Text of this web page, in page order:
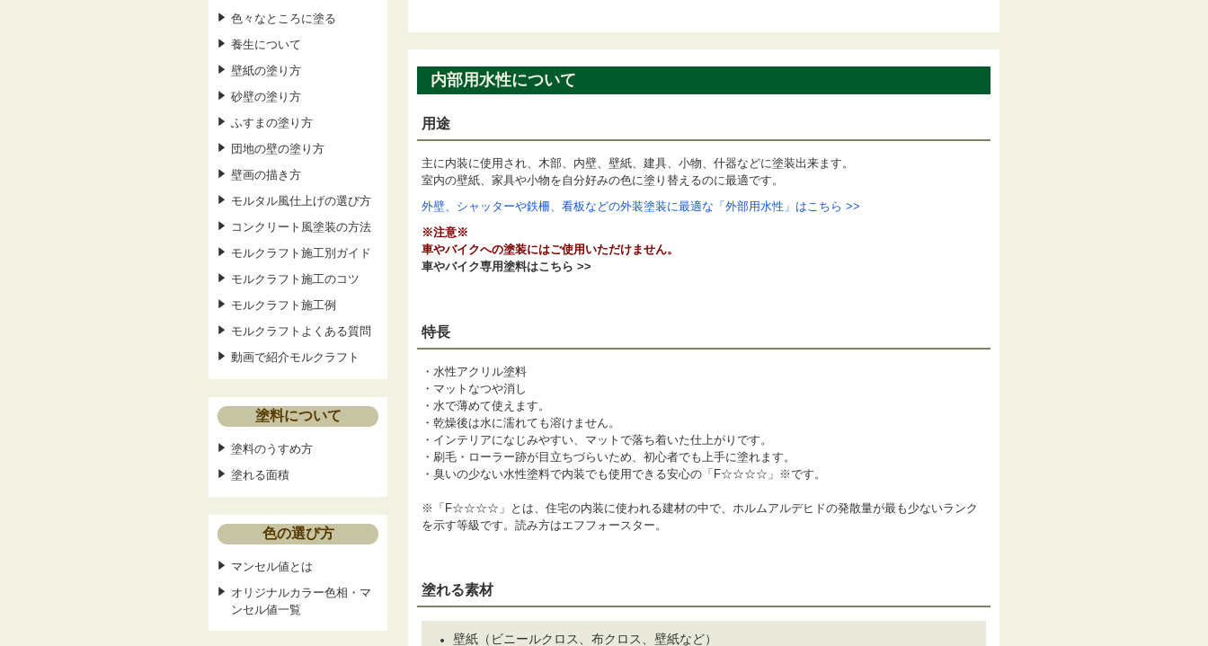
内部用水性について
用途
主に内装に使用され、木部、内壁、壁紙、建具、小物、什器などに塗装出来ます。
室内の壁紙、家具や小物を自分好みの色に塗り替えるのに最適です。
外壁、シャッターや鉄柵、看板などの外装塗装に最適な「外部用水性」はこちら >>
※注意※
車やバイクへの塗装にはご使用いただけません。
車やバイク専用塗料はこちら >>
特長
・水性アクリル塗料
・マットなつや消し
・水で薄めて使えます。
・乾燥後は水に濡れても溶けません。
・インテリアになじみやすい、マットで落ち着いた仕上がりです。
・刷毛・ローラー跡が目立ちづらいため、初心者でも上手に塗れます。
・臭いの少ない水性塗料で内装でも使用できる安心の「F☆☆☆☆」※です。
※「F☆☆☆☆」とは、住宅の内装に使われる建材の中で、ホルムアルデヒドの発散量が最も少ないランク
を示す等級です。読み方はエフフォースター。
塗れる素材
壁紙（ビニールクロス、布クロス、壁紙など）
色々なところに塗る
養生について
壁紙の塗り方
砂壁の塗り方
ふすまの塗り方
団地の壁の塗り方
壁画の描き方
モルタル風仕上げの選び方
コンクリート風塗装の方法
モルクラフト施工別ガイド
モルクラフト施工のコツ
モルクラフト施工例
モルクラフトよくある質問
動画で紹介モルクラフト
塗料について
塗料のうすめ方
塗れる面積
色の選び方
マンセル値とは
オリジナルカラー色相・マ
ンセル値一覧